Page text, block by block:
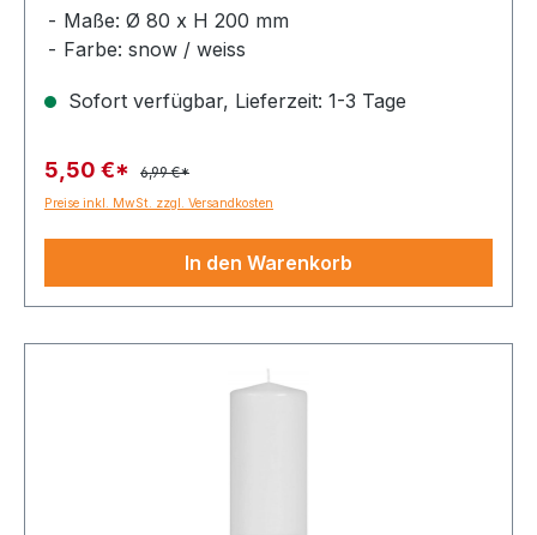
Maße: Ø 80 x H 200 mm
Farbe: snow / weiss
Sofort verfügbar, Lieferzeit: 1-3 Tage
5,50 €* 6,99 €*
Preise inkl. MwSt. zzgl. Versandkosten
In den Warenkorb